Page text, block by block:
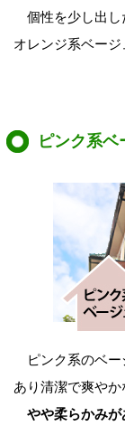
個性を少し出し
オレンジ系ベージ
ピンク系ベ
ピンク系のベー
あり清潔で爽やか
やや柔らかみ